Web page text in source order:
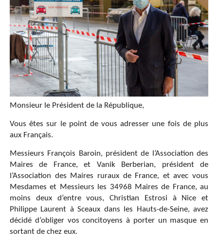
Monsieur le Président de la République,
Vous êtes sur le point de vous adresser une fois de plus
aux Français.
Messieurs François Baroin, président de l’Association des
Maires de France, et Vanik Berberian, président de
l’Association des Maires ruraux de France, et avec vous
Mesdames et Messieurs les 34968 Maires de France, au
moins deux d’entre vous, Christian Estrosi à Nice et
Philippe Laurent à Sceaux dans les Hauts-de-Seine, avez
décidé d’obliger vos concitoyens à porter un masque en
sortant de chez eux.